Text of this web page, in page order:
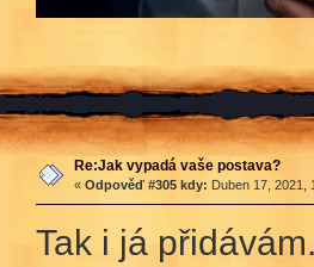
Re:Jak vypadá vaše postava?
« Odpověď #305 kdy: Duben 17, 2021,
Tak i já